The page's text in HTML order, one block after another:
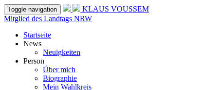
Toggle navigation
KLAUS VOUSSEM
Mitglied des Landtags NRW
Startseite
News
Neuigkeiten
Person
Über mich
Biographie
Mein Wahlkreis